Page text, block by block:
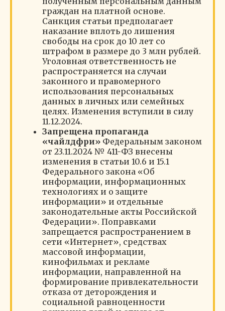
граждан на платной основе.
Санкция статьи предполагает
наказание вплоть до лишения
свободы на срок до 10 лет со
штрафом в размере до 3 млн рублей.
Уголовная ответственность не
распространяется на случаи
законного и правомерного
использования персональных
данных в личных или семейных
целях. Изменения вступили в силу
11.12.2024.
Запрещена пропаганда
«чайлдфри» Федеральным законом
от 23.11.2024 № 411-ФЗ внесены
изменения в статьи 10.6 и 15.1
Федерального закона «Об
информации, информационных
технологиях и о защите
информации» и отдельные
законодательные акты Российской
Федерации». Поправками
запрещается распространением в
сети «Интернет», средствах
массовой информации,
кинофильмах и рекламе
информации, направленной на
формирование привлекательности
отказа от деторождения и
социальной равноценности